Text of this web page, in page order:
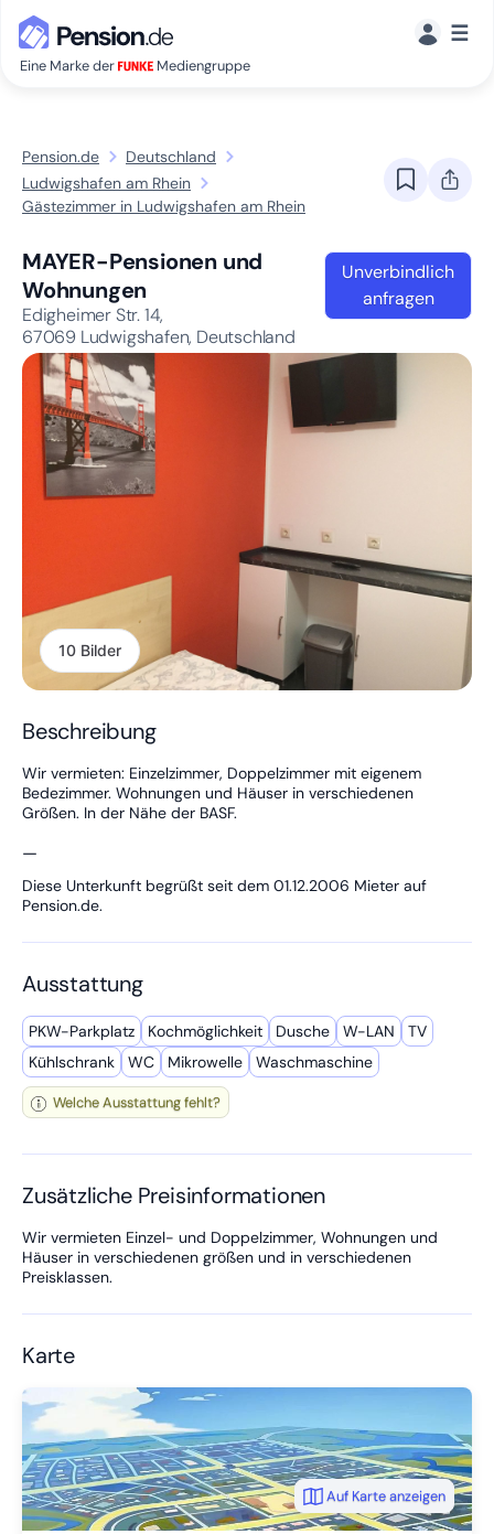
Eine Marke der Mediengruppe
☰
Pension.de
Deutschland
Ludwigshafen am Rhein
Gästezimmer in Ludwigshafen am Rhein
MAYER-Pensionen und
Wohnungen
Edigheimer Str. 14,
67069 Ludwigshafen, Deutschland
Unverbindlich
anfragen
10 Bilder
Beschreibung
Wir vermieten: Einzelzimmer, Doppelzimmer mit eigenem
Bedezimmer. Wohnungen und Häuser in verschiedenen
Größen. In der Nähe der BASF.
—
Diese Unterkunft begrüßt seit dem 01.12.2006 Mieter auf
Pension.de.
Ausstattung
PKW-Parkplatz Kochmöglich­keit Dusche W-LAN
TV
Kühl­schrank
WC Mikro­welle Wasch­maschine
Welche Ausstattung fehlt?
Zusätzliche Preisinformationen
Wir vermieten Einzel- und Doppelzimmer, Wohnungen und
Häuser in verschiedenen größen und in verschiedenen
Preisklassen.
Karte
Auf Karte anzeigen